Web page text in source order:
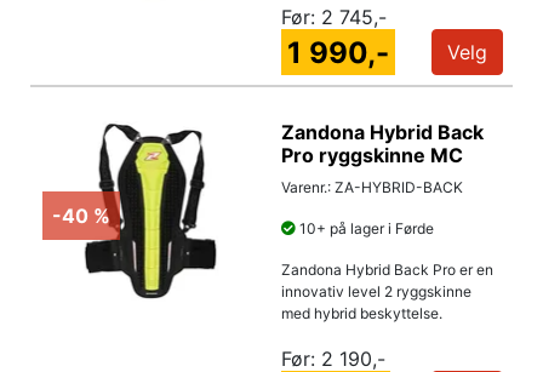
Før: 2 745,-
1 990,- Velg
-40 %
Zandona Hybrid Back
Pro ryggskinne MC
Varenr.: ZA-HYBRID-BACK
10+ på lager i Førde
Zandona Hybrid Back Pro er en
innovativ level 2 ryggskinne
med hybrid beskyttelse.
Før: 2 190,-